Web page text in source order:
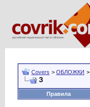
Covers > ОБЛОЖКИ >
З
Правила